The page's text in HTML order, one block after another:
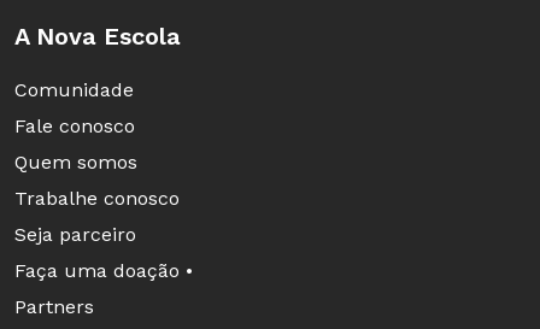
A Nova Escola
Comunidade
Fale conosco
Quem somos
Trabalhe conosco
Seja parceiro
Faça uma doação •
Partners